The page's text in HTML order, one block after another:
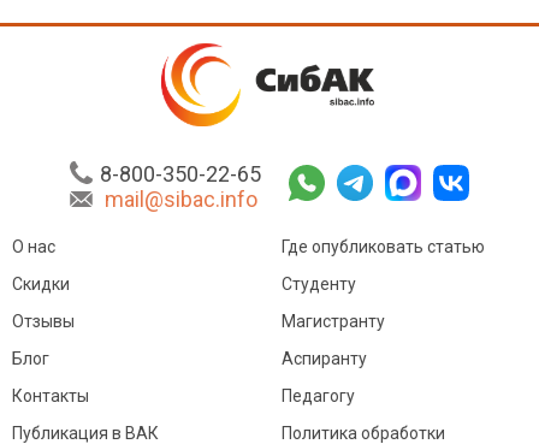
8-800-350-22-65
mail@sibac.info
О нас
Скидки
Отзывы
Блог
Контакты
Где опубликовать статью
Студенту
Магистранту
Аспиранту
Педагогу
Публикация в ВАК
Политика обработки